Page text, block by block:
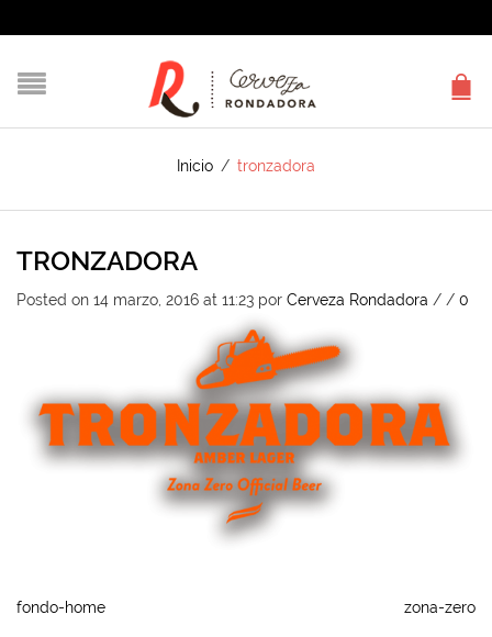
Inicio / tronzadora
TRONZADORA
Posted on 14 marzo, 2016 at 11:23 por Cerveza Rondadora / / 0
fondo-home zona-zero